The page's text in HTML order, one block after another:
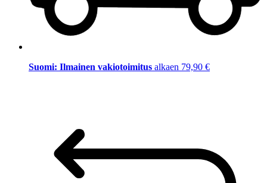
Suomi: Ilmainen vakiotoimitus alkaen 79,90 €